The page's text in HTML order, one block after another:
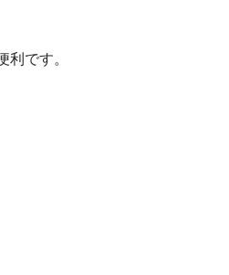
利です。